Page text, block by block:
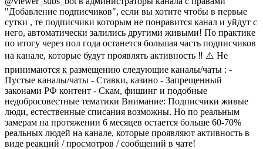
"Добавление подписчиков", если вы хотите чтобы в первые
сутки , те подписчики которым не понравится канал и уйдут с
него, автоматически залились другими живыми! По практике
по итогу через пол года останется большая часть подписчиков
на канале, которые будут проявлять активность ‼️ ⚠️ Не
принимаются к размещению следующие каналы/чаты : -
Пустые каналы/чаты - Ставки, казино - Запрещенный
законами РФ контент - Скам, фишинг и подобные
недобросовестные тематики Внимание: Подписчики живые
люди, естественные списания возможны. Но по реальным
замерам на протяжении 6 месяцев остается больше 60-70%
реальных людей на канале, которые проявляют активность в
виде реакций / просмотров / сообщений в чате!